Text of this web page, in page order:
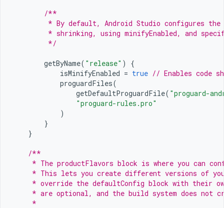
/**
* By default, Android Studio configures
* shrinking, using minifyEnabled, and
         */
getByName( "release" )
{
isMinifyEnabled = true // Enables code
proguardFiles(
getDefaultProguardFile( "proguard-
"proguard-rules.pro"
)
}
}
/**
* The productFlavors block is where you can
* This lets you create different versions of
* override the defaultConfig block with their
* are optional, and the build system does not
     *